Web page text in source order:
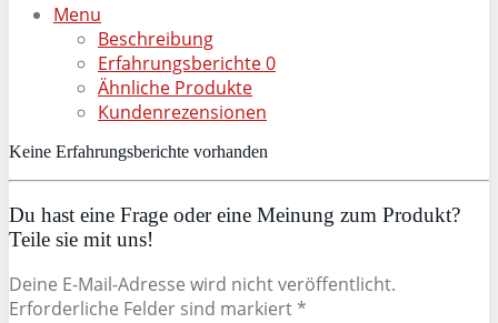
Menu
Beschreibung
Erfahrungsberichte0
Ähnliche Produkte
Kundenrezensionen
Keine Erfahrungsberichte vorhanden
Du hast eine Frage oder eine Meinung zum Produkt?
Teile sie mit uns!
Deine E-Mail-Adresse wird nicht veröffentlicht.
Erforderliche Felder sind markiert *